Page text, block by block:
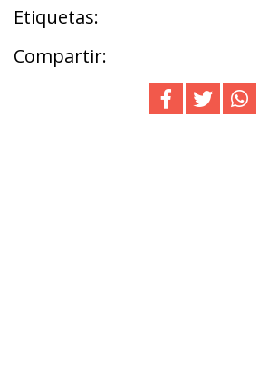
Etiquetas:
Compartir: